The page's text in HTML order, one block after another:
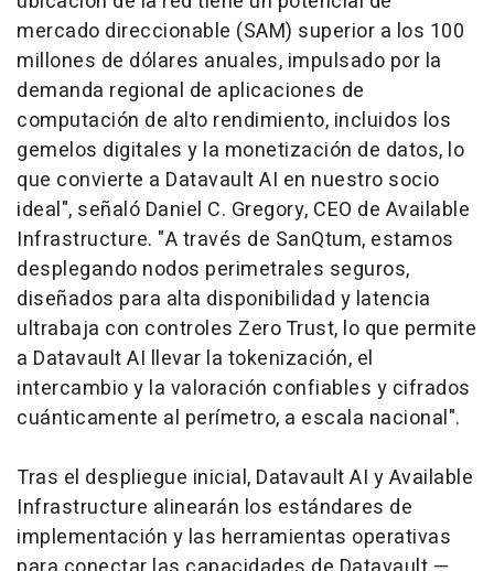
mercado direccionable (SAM) superior a los 100
millones de dólares anuales, impulsado por la
demanda regional de aplicaciones de
computación de alto rendimiento, incluidos los
gemelos digitales y la monetización de datos, lo
que convierte a Datavault AI en nuestro socio
ideal", señaló Daniel C. Gregory, CEO de Available
Infrastructure. "A través de SanQtum, estamos
desplegando nodos perimetrales seguros,
diseñados para alta disponibilidad y latencia
ultrabaja con controles Zero Trust, lo que permite
a Datavault AI llevar la tokenización, el
intercambio y la valoración confiables y cifrados
cuánticamente al perímetro, a escala nacional".
Tras el despliegue inicial, Datavault AI y Available
Infrastructure alinearán los estándares de
implementación y las herramientas operativas